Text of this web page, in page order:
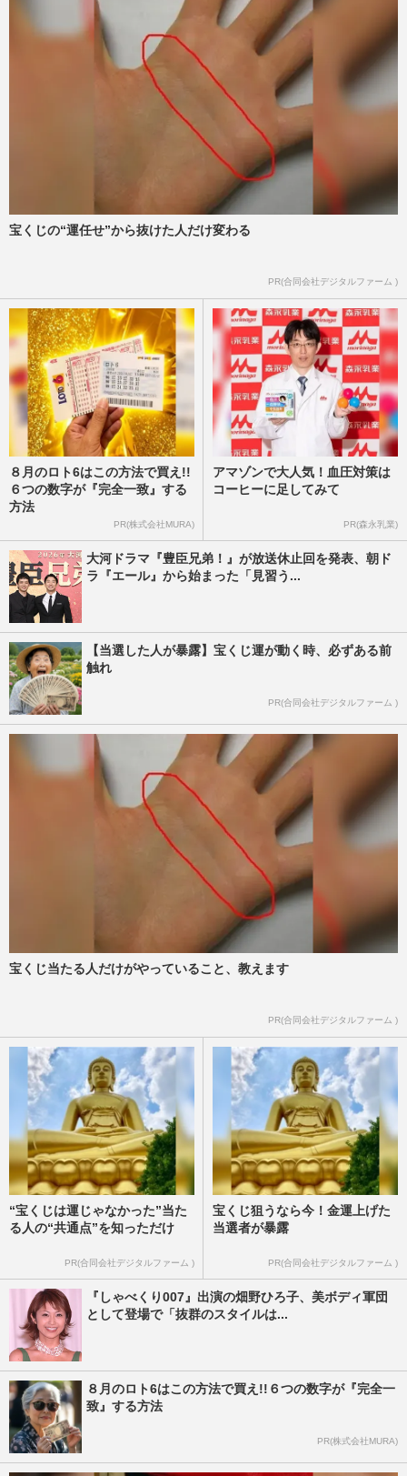
週刊女性2022年10月11日号
行動遺伝学でわかった教育の新常識「やり
ぬく力だけでは学力は伸びない」
週刊女性2017年4月11日号
遺伝に対する最大の誤解「優秀な家系にし
か優秀な人物は出てこないのか」
週刊女性2017年4月11日号
宝くじの“運任せ”から抜けた人だけ変わる
PR(合同会社デジタルファーム )
８月のロト6はこの方法で買え!!
６つの数字が『完全一致』する
方法
PR(株式会社MURA)
アマゾンで大人気！血圧対策は
コーヒーに足してみて
PR(森永乳業)
大河ドラマ『豊臣兄弟！』が放送休止回を発表、朝ド
ラ『エール』から始まった「見習う...
【当選した人が暴露】宝くじ運が動く時、必ずある前
触れ
PR(合同会社デジタルファーム )
宝くじ当たる人だけがやっていること、教えます
PR(合同会社デジタルファーム )
“宝くじは運じゃなかった”当た
る人の“共通点”を知っただけ
PR(合同会社デジタルファーム )
宝くじ狙うなら今！金運上げた
当選者が暴露
PR(合同会社デジタルファーム )
『しゃべくり007』出演の畑野ひろ子、美ボディ軍団
として登場で「抜群のスタイルは...
８月のロト6はこの方法で買え!!６つの数字が『完全一
致』する方法
PR(株式会社MURA)